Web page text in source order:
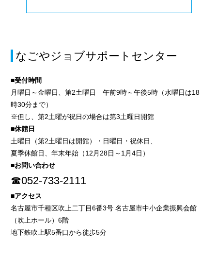
なごやジョブサポートセンター
■受付時間
月曜日～金曜日、第2土曜日 午前9時～午後5時（水曜日は18
時30分まで）
※但し、第2土曜が祝日の場合は第3土曜日開館
■休館日
土曜日（第2土曜日は開館）・日曜日・祝休日、
夏季休館日、年末年始（12月28日～1月4日）
■お問い合わせ
☎052-733-2111
■アクセス
名古屋市千種区吹上二丁目6番3号 名古屋市中小企業振興会館
（吹上ホール）6階
地下鉄吹上駅5番口から徒歩5分